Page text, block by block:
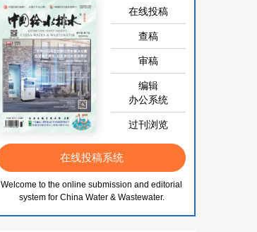
在线投稿
查稿
审稿
编辑
办公系统
过刊浏览
在线投稿系统
Welcome to the online submission and editorial
system for China Water & Wastewater.